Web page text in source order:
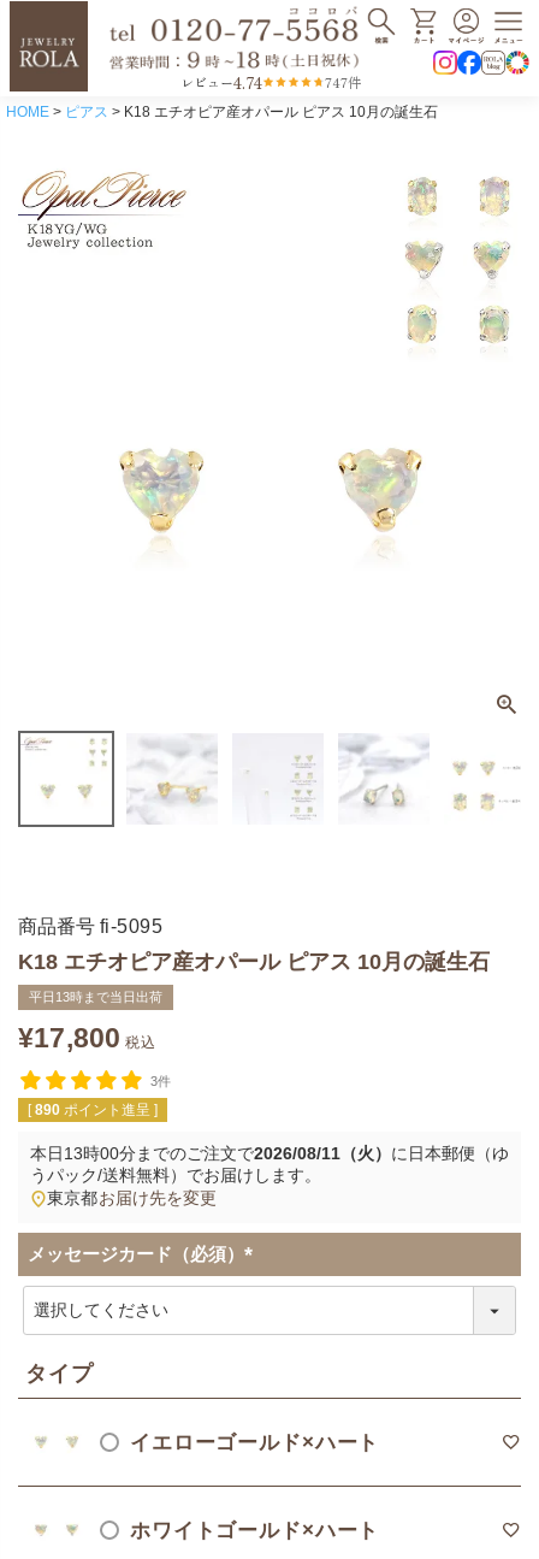
レビュー4.74 747件
HOME ピアス K18 エチオピア産オパール ピアス 10月の誕生石
商品番号 fi-5095
K18 エチオピア産オパール ピアス 10月の誕生石
平日13時まで当日出荷
¥17,800 税込
3件
[ 890 ポイント進呈 ]
本日13時00分までのご注文で2026/08/11（火） に 日本郵便（ゆ
うパック/送料無料） でお届けします。
東京都お届け先を変更
メッセージカード（必須）
(
タイプ
イエローゴールド×ハート
ホワイトゴールド×ハート